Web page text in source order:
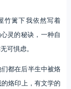
竹篱下我依然写着
灵的秘诀，一种自
可惧虑。
都在后半生中被烙
烙印上，有文学的